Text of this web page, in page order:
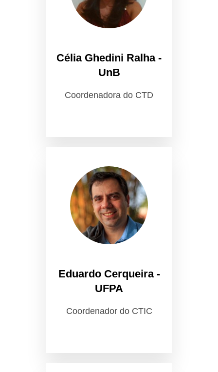
Célia Ghedini Ralha -
UnB
Coordenadora do CTD
Eduardo Cerqueira -
UFPA
Coordenador do CTIC